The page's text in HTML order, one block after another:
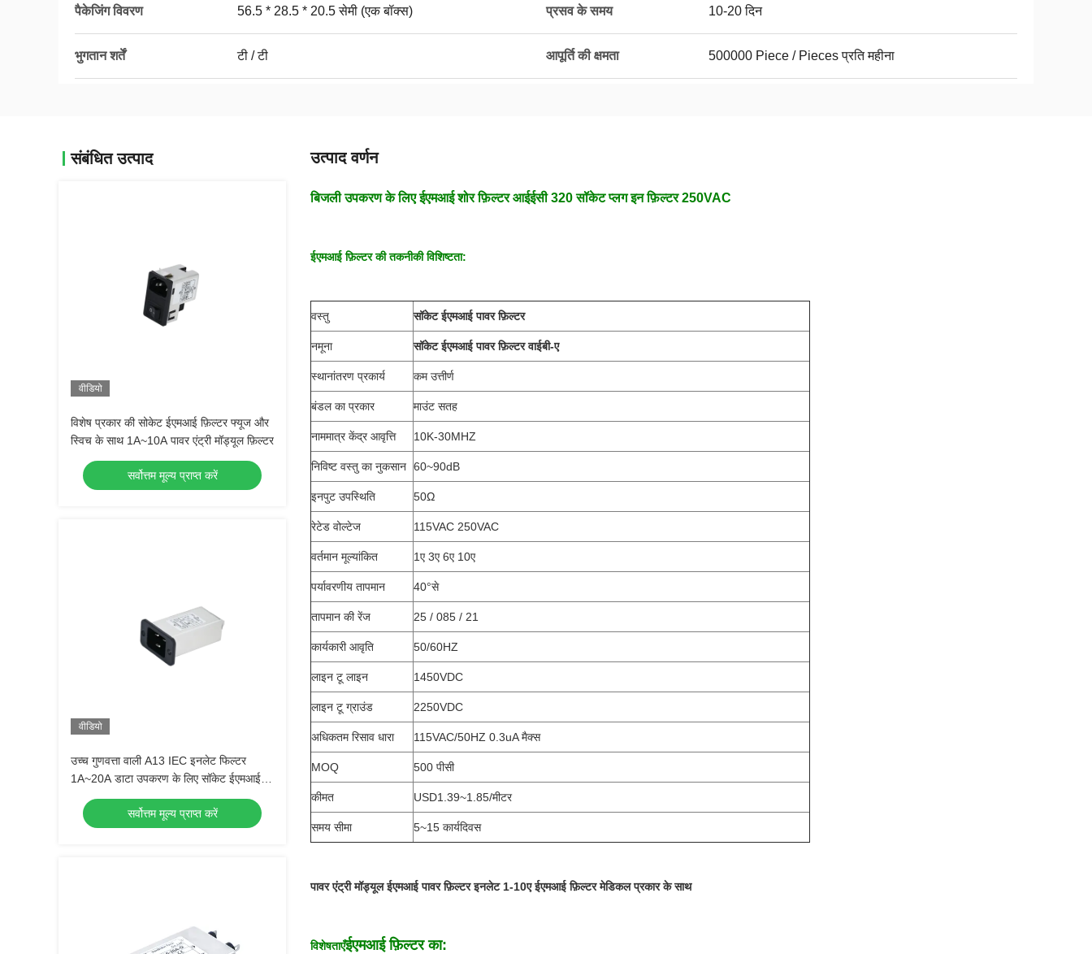
पैकेजिंग विवरण 56.5 * 28.5 * 20.5 सेमी (एक बॉक्स) प्रसव के समय 10-20 दिन
भुगतान शर्तें टी / टी आपूर्ति की क्षमता 500000 Piece / Pieces प्रति महीना
संबंधित उत्पाद
वीडियो
विशेष प्रकार की सोकेट ईएमआई फ़िल्टर फ्यूज और
स्विच के साथ 1A~10A पावर एंट्री मॉड्यूल फ़िल्टर
सर्वोत्तम मूल्य प्राप्त करें
वीडियो
उच्च गुणवत्ता वाली A13 IEC इनलेट फिल्टर
1A~20A डाटा उपकरण के लिए सॉकेट ईएमआई
फिल्टर
सर्वोत्तम मूल्य प्राप्त करें
उत्पाद वर्णन
बिजली उपकरण के लिए ईएमआई शोर फ़िल्टर आईईसी 320 सॉकेट प्लग इन फ़िल्टर 250VAC
ईएमआई फ़िल्टर की तकनीकी विशिष्टता:
वस्तु सॉकेट ईएमआई पावर फ़िल्टर
नमूना सॉकेट ईएमआई पावर फ़िल्टर वाईबी-ए
स्थानांतरण प्रकार्य कम उत्तीर्ण
बंडल का प्रकार माउंट सतह
नाममात्र केंद्र आवृत्ति 10K-30MHZ
निविष्ट वस्तु का नुकसान 60~90dB
इनपुट उपस्थिति 50Ω
रेटेड वोल्टेज 115VAC 250VAC
वर्तमान मूल्यांकित 1ए 3ए 6ए 10ए
पर्यावरणीय तापमान 40°से
तापमान की रेंज 25 / 085 / 21
कार्यकारी आवृति 50/60HZ
लाइन टू लाइन 1450VDC
लाइन टू ग्राउंड 2250VDC
अधिकतम रिसाव धारा 115VAC/50HZ 0.3uA मैक्स
MOQ 500 पीसी
कीमत USD1.39~1.85/मीटर
समय सीमा 5~15 कार्यदिवस
पावर एंट्री मॉड्यूल ईएमआई पावर फ़िल्टर इनलेट 1-10ए ईएमआई फ़िल्टर मेडिकल प्रकार के साथ
विशेषताएँईएमआई फ़िल्टर का: